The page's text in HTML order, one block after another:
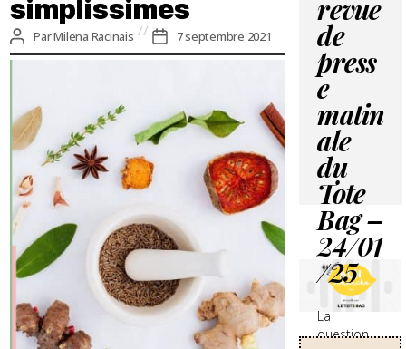
quotidienne
simplissimes
Auteur
de
ParMilena Racinais
Date
de
7 septembre 2021
revue
de
press
e
matin
ale
du
Tote
Bag –
24/01
/25
La
question